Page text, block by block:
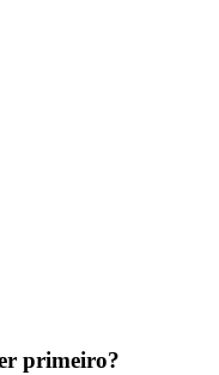
primeiro?